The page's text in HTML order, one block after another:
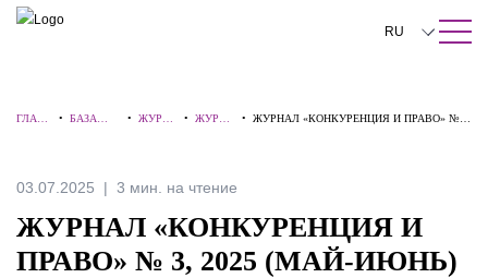
ПОИСК ПО САЙТУ Закрыть
RU
中文
Italiano
ГЛАВ
• БАЗА
•ЖУРНА
•ЖУРНА
• ЖУРНАЛ «КОНКУРЕНЦИЯ И ПРАВО» № 3,
03.07.2025 3 мин. на чтение
ЖУРНАЛ «КОНКУРЕНЦИЯ И
ПРАВО» № 3, 2025 (МАЙ-ИЮНЬ)